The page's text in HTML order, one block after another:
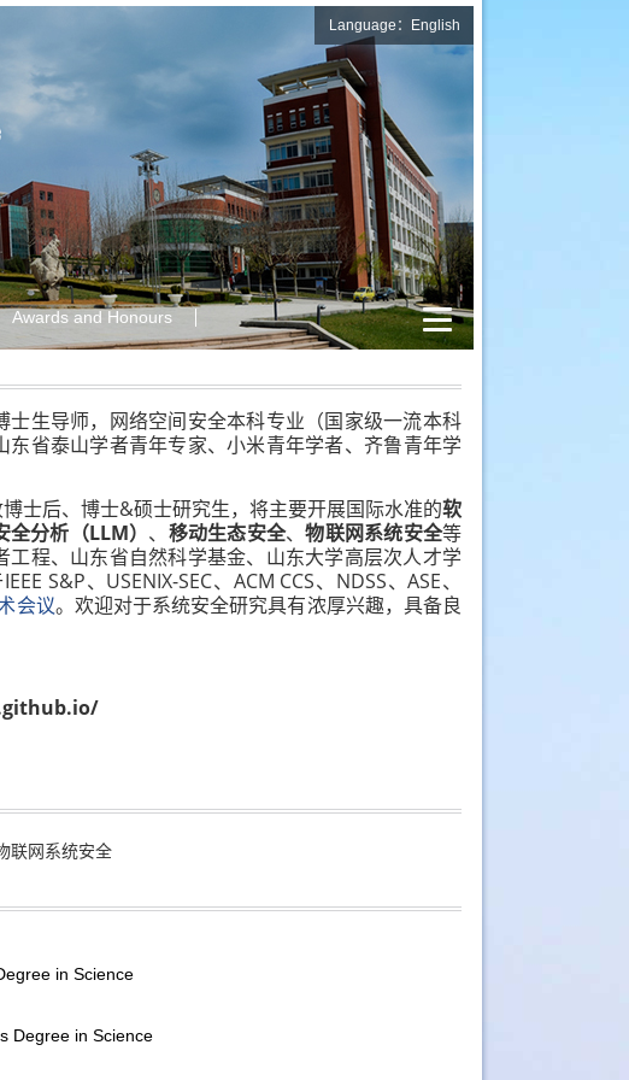
Language：English
Awards and Honours
生导师，网络空间安全本科专业（国家级一流本科
东省泰山学者青年专家、小米青年学者、齐鲁青年学
士后、博士&硕士研究生， 将主要开展国际水准的软
全分析（LLM） 、 移动生态安全、物联网系统安全等
程、山东省自然科学基金、山东大学高层次人才学
S&P、USENIX-SEC、ACM CCS、NDSS、ASE、
会议。欢迎对于系统安全研究具有浓厚兴趣，具备良
联网系统安全
in Science
Degree in Science